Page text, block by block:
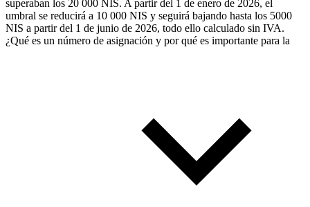
superaban los 20 000 NIS. A partir del 1 de enero de 2026, el
umbral se reducirá a 10 000 NIS y seguirá bajando hasta los 5000
NIS a partir del 1 de junio de 2026, todo ello calculado sin IVA.
¿Qué es un número de asignación y por qué es importante para la